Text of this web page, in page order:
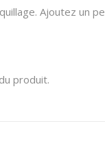
Ajoutez un
produit.